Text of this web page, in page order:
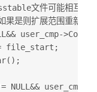
文件可能相互有
果是则扩展范围重新
user_cmp-
file_start;
NULL&&